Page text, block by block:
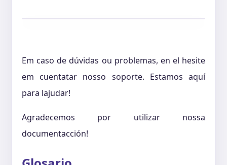
Em caso de dúvidas ou problemas, en el hesite
em cuentatar nosso soporte. Estamos aquí
para lajudar!
Agradecemos por utilizar nossa
documentacción!